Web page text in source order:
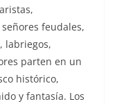
feudales,
labriegos,
parten en un
histórico,
y fantasía. Los